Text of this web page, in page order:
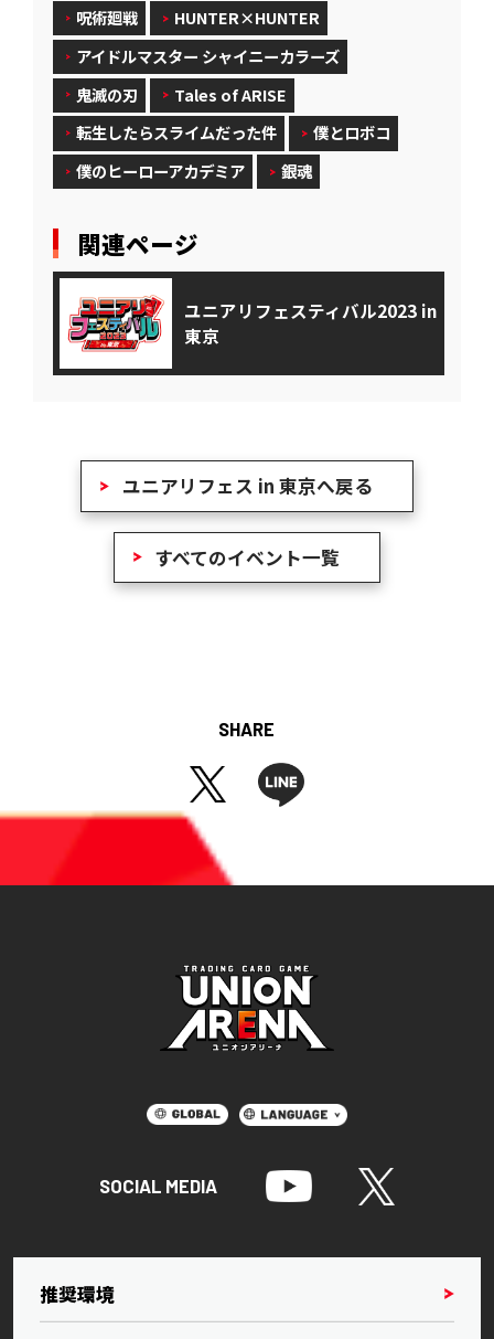
呪術廻戦
HUNTER×HUNTER
アイドルマスター シャイニーカラーズ
鬼滅の刃
Tales of ARISE
転生したらスライムだった件
僕とロボコ
僕のヒーローアカデミア
銀魂
関連ページ
ユニアリフェスティバル2023 in
東京
ユニアリフェス in 東京へ戻る
すべてのイベント一覧
SHARE
SOCIAL MEDIA
推奨環境